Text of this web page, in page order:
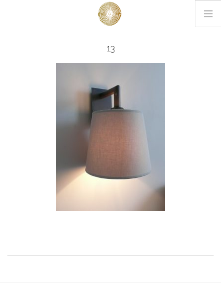
EDITIONS
L’AGENCE
13